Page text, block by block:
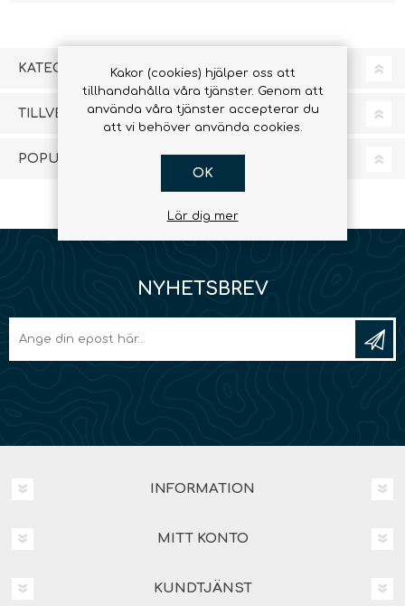
KATEGORIER
TILLVERKARE
POPULÄRA TAGGAR
NYHETSBREV
INFORMATION
MITT KONTO
KUNDTJÄNST
Kakor (cookies) hjälper oss att
tillhandahålla våra tjänster. Genom att
använda våra tjänster accepterar du
att vi behöver använda cookies.
OK
Lär dig mer